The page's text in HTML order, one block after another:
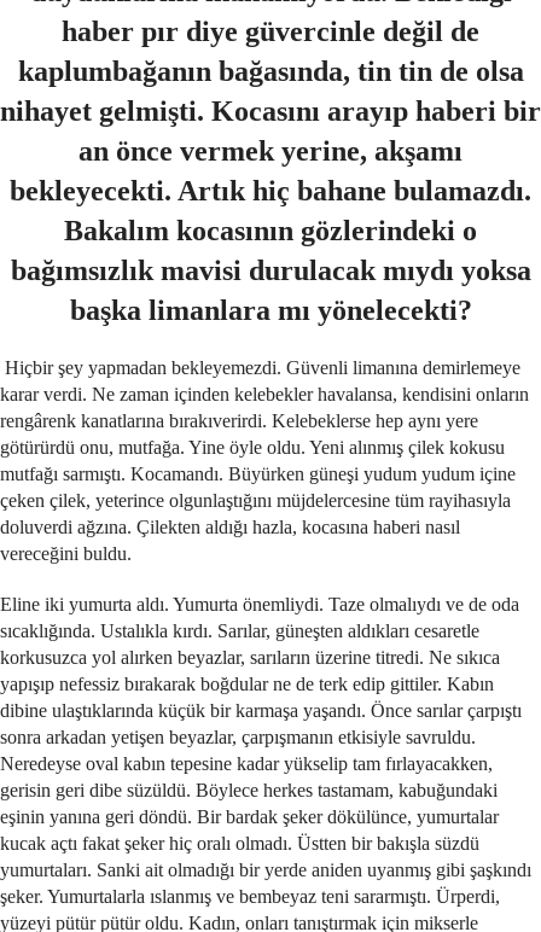
haber pır diye güvercinle değil de
kaplumbağanın bağasında, tin tin de olsa
nihayet gelmişti. Kocasını arayıp haberi bir
an önce vermek yerine, akşamı
bekleyecekti. Artık hiç bahane bulamazdı.
Bakalım kocasının gözlerindeki o
bağımsızlık mavisi durulacak mıydı yoksa
başka limanlara mı yönelecekti?
Hiçbir şey yapmadan bekleyemezdi. Güvenli limanına demirlemeye
karar verdi. Ne zaman içinden kelebekler havalansa, kendisini onların
rengârenk kanatlarına bırakıverirdi. Kelebeklerse hep aynı yere
götürürdü onu, mutfağa. Yine öyle oldu. Yeni alınmış çilek kokusu
mutfağı sarmıştı. Kocamandı. Büyürken güneşi yudum yudum içine
çeken çilek, yeterince olgunlaştığını müjdelercesine tüm rayihasıyla
doluverdi ağzına. Çilekten aldığı hazla, kocasına haberi nasıl
vereceğini buldu.
Eline iki yumurta aldı. Yumurta önemliydi. Taze olmalıydı ve de oda
sıcaklığında. Ustalıkla kırdı. Sarılar, güneşten aldıkları cesaretle
korkusuzca yol alırken beyazlar, sarıların üzerine titredi. Ne sıkıca
yapışıp nefessiz bırakarak boğdular ne de terk edip gittiler. Kabın
dibine ulaştıklarında küçük bir karmaşa yaşandı. Önce sarılar çarpıştı
sonra arkadan yetişen beyazlar, çarpışmanın etkisiyle savruldu.
Neredeyse oval kabın tepesine kadar yükselip tam fırlayacakken,
gerisin geri dibe süzüldü. Böylece herkes tastamam, kabuğundaki
eşinin yanına geri döndü. Bir bardak şeker dökülünce, yumurtalar
kucak açtı fakat şeker hiç oralı olmadı. Üstten bir bakışla süzdü
yumurtaları. Sanki ait olmadığı bir yerde aniden uyanmış gibi şaşkındı
şeker. Yumurtalarla ıslanmış ve bembeyaz teni sararmıştı. Ürperdi,
yüzeyi pütür pütür oldu. Kadın, onları tanıştırmak için mikserle